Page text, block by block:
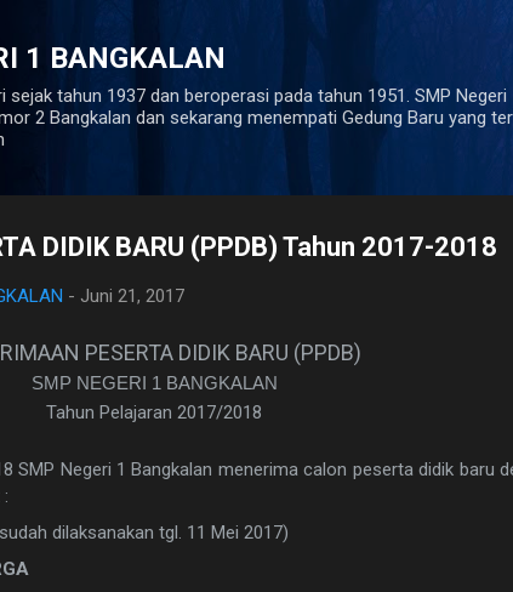
1 BANGKALAN
sejak tahun 1937 dan beroperasi pada tahun 1951. SMP
2 Bangkalan dan sekarang menempati Gedung Baru yang
DIDIK BARU (PPDB) Tahun 2017-2018
- Juni 21, 2017
PESERTA DIDIK BARU (PPDB)
SMP NEGERI 1 BANGKALAN
Tahun Pelajaran 2017/2018
8 SMP Negeri 1 Bangkalan menerima calon peserta didik baru
dilaksanakan tgl. 11 Mei 2017)